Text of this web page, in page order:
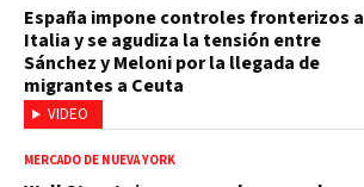
VIDEO
España impone controles fronterizos a
Italia y se agudiza la tensión entre
Sánchez y Meloni por la llegada de
migrantes a Ceuta
MERCADO DE NUEVA YORK